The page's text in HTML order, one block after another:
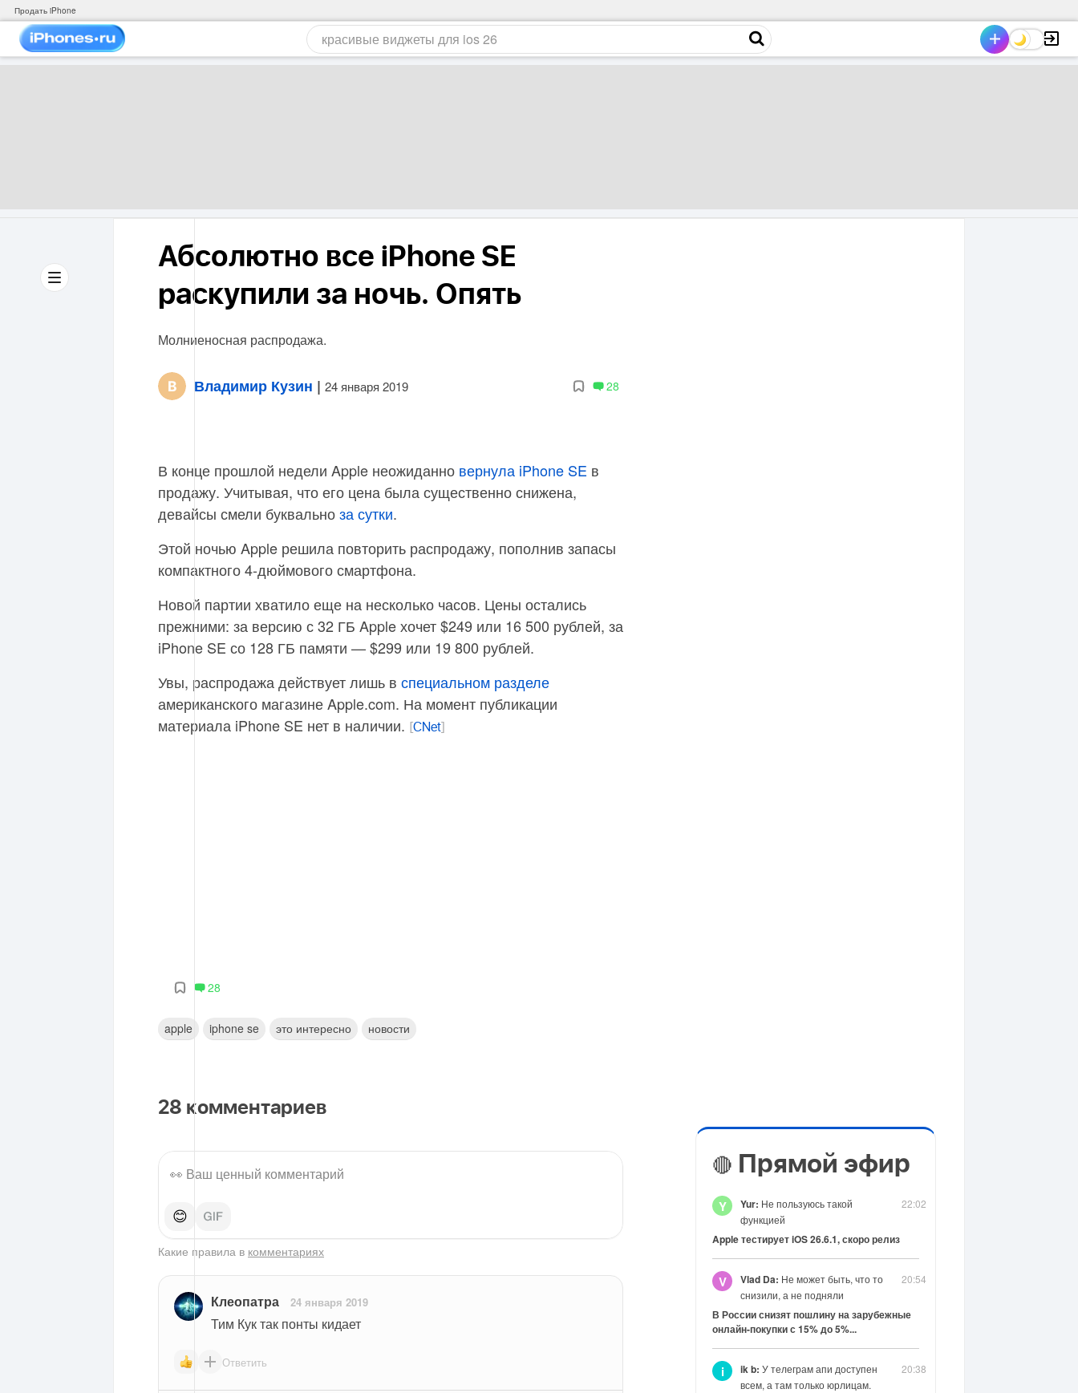
Продать iPhone
Абсолютно все iPhone SE
раскупили за ночь. Опять
Молниеносная распродажа.
Владимир Кузин | 24 января 2019 28
В конце прошлой недели Apple неожиданно вернула iPhone SE в
продажу. Учитывая, что его цена была существенно снижена,
девайсы смели буквальноза сутки.
Этой ночью Apple решила повторить распродажу, пополнив запасы
компактного 4-дюймового смартфона.
Новой партии хватило еще на несколько часов. Цены остались
прежними: за версию с 32 ГБ Apple хочет $249 или 16 500 рублей, за
iPhone SE со 128 ГБ памяти — $299 или 19 800 рублей.
Увы, распродажа действует лишь в специальном разделе
американского магазине Apple.com. На момент публикации
материала iPhone SE нет в наличии.
CNet
28
apple iphone se это интересно новости
28 комментариев
😊
Какие правила в комментариях
Клеопатра 24 января 2019
Тим Кук так понты кидает
Ответить
🔴 Прямой эфир
22:02
Y Yur: Не пользуюсь такой
функцией
Apple тестирует iOS 26.6.1, скоро релиз
20:54
V Vlad Da: Не может быть, что то
снизили, а не подняли
В России снизят пошлину на зарубежные
онлайн-покупки с 15% до 5%...
20:38
i ik b: У телеграм апи доступен
всем, а там только юрлицам.